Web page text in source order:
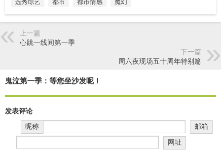
选秀综艺
都市 都市情感 魔幻
上一篇
心跳一线间第一季
下一篇
周六夜现场五十周年特别篇
鬼泣第一季：等您坐沙发呢！
发表评论
昵称
邮箱
网址